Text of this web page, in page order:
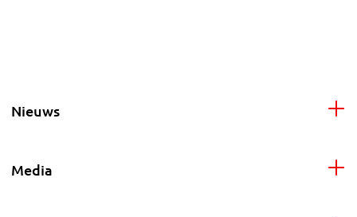
Nieuws
Media